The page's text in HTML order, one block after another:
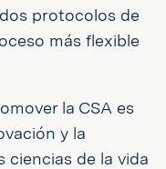
protocolos de
más flexible
la CSA es
y la
ciencias de la vida